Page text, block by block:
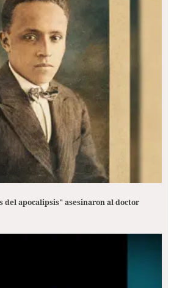
del apocalipsis" asesinaron al doctor